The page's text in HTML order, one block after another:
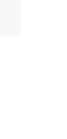
/ 44 in, Cintura: 78